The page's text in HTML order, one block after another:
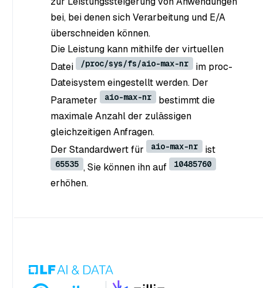
bei, bei denen sich Verarbeitung und E/A
überschneiden können.
Die Leistung kann mithilfe der virtuellen
Datei
/proc/sys/fs/aio-max-nr
im proc-
Dateisystem eingestellt werden. Der
Parameter
aio-max-nr
bestimmt die
maximale Anzahl der zulässigen
gleichzeitigen Anfragen.
Der Standardwert für
aio-max-nr ist
65535 , Sie können ihn auf 10485760
erhöhen.